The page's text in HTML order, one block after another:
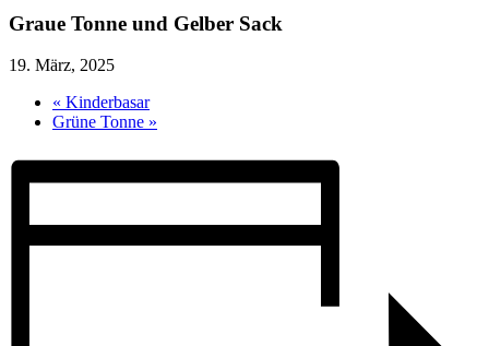
Graue Tonne und Gelber Sack
19. März, 2025
« Kinderbasar
Grüne Tonne »